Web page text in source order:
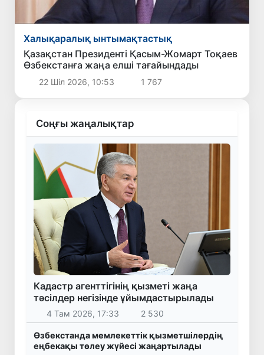
Халықаралық ынтымақтастық
Қазақстан Президенті Қасым-Жомарт Тоқаев
Өзбекстанға жаңа елші тағайындады
22 Шіл 2026, 10:53 1 767
Соңғы жаңалықтар
Кадастр агенттігінің қызметі жаңа
тәсілдер негізінде ұйымдастырылады
4 Там 2026, 17:33 2 530
Өзбекстанда мемлекеттік қызметшілердің
еңбекақы төлеу жүйесі жаңартылады